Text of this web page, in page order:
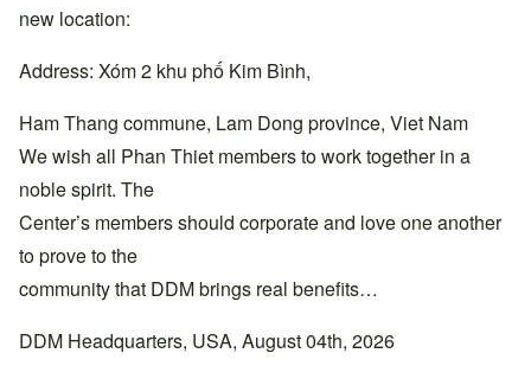
new location:
Address: Xóm 2 khu phố Kim Bình,
Ham Thang commune, Lam Dong province, Viet Nam
We wish all Phan Thiet members to work together in a
noble spirit. The
Center’s members should corporate and love one another
to prove to the
community that DDM brings real benefits…
DDM Headquarters, USA, August 04th, 2026